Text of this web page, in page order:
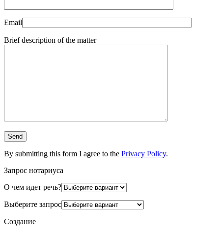
Email
Brief description of the matter
By submitting this form I agree to the Privacy Policy.
Запрос нотариуса
О чем идет речь?
Выберите запрос
Создание